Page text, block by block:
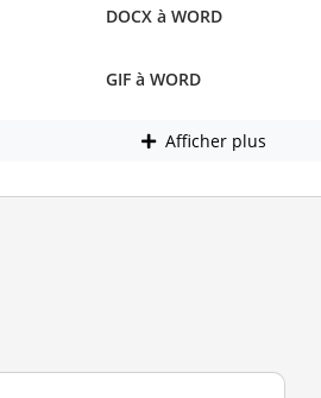
DOCX à WORD
GIF à WORD
Afficher plus